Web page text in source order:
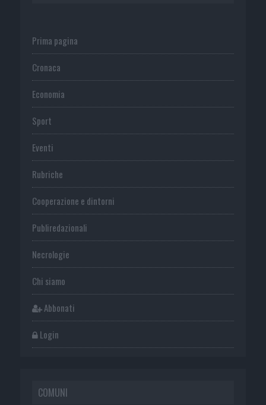
Prima pagina
Cronaca
Economia
Sport
Eventi
Rubriche
Cooperazione e dintorni
Publiredazionali
Necrologie
Chi siamo
Abbonati
Login
COMUNI